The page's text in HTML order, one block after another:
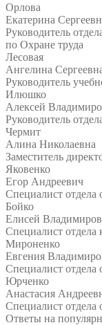
Орлова
Екатерина
Руководитель
по Охране труда
Лесовая
Ангелина
Руководитель
Илюшко
Алексей
Руководитель
Чермит
Алина Николаевна
Заместитель
Яковенко
Егор Андреевич
Специалист отдела
Бойко
Елисей
Специалист отдела
Мироненко
Евгения
Специалист отдела
Юрченко
Анастасия
Специалист отдела
Ответы на